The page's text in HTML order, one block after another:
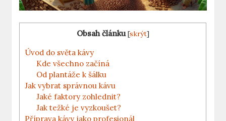
Obsah článku [skrýt]
Úvod do světa kávy
Kde všechno začíná
Od plantáže k šálku
Jak vybrat správnou kávu
Jaké faktory zohlednit?
Jak težké je vyzkoušet?
Příprava kávy jako profesionál